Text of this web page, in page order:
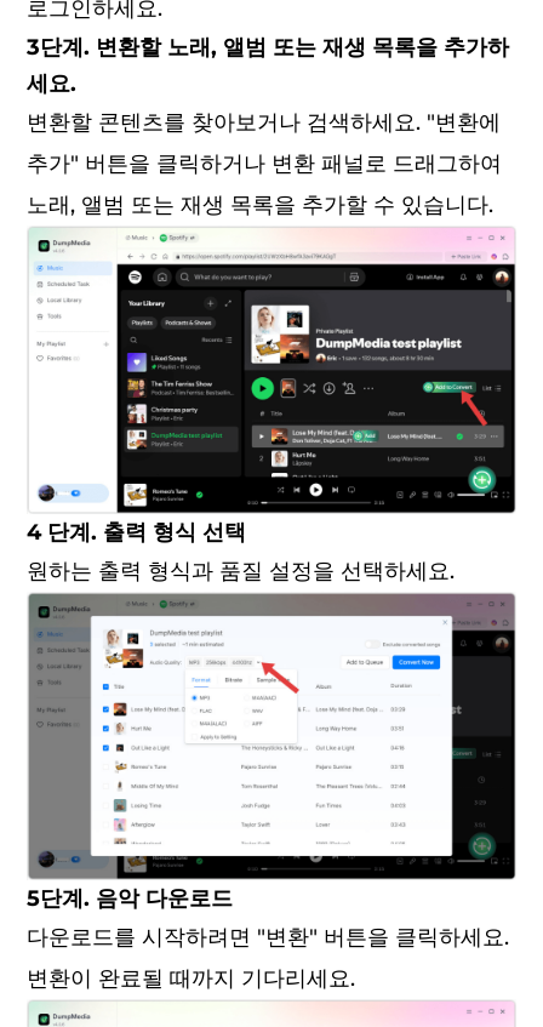
로그인하세요.
3단계. 변환할 노래, 앨범 또는 재생 목록을 추가하
세요.
변환할 콘텐츠를 찾아보거나 검색하세요. "변환에
추가" 버튼을 클릭하거나 변환 패널로 드래그하여
노래, 앨범 또는 재생 목록을 추가할 수 있습니다.
4 단계. 출력 형식 선택
원하는 출력 형식과 품질 설정을 선택하세요.
5단계. 음악 다운로드
다운로드를 시작하려면 "변환" 버튼을 클릭하세요.
변환이 완료될 때까지 기다리세요.